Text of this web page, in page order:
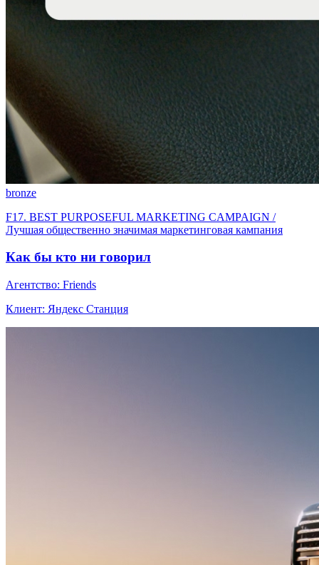
bronze
F17. BEST PURPOSEFUL MARKETING CAMPAIGN /
Лучшая общественно значимая маркетинговая кампания
Как бы кто ни говорил
Агентство: Friends
Клиент: Яндекс Станция